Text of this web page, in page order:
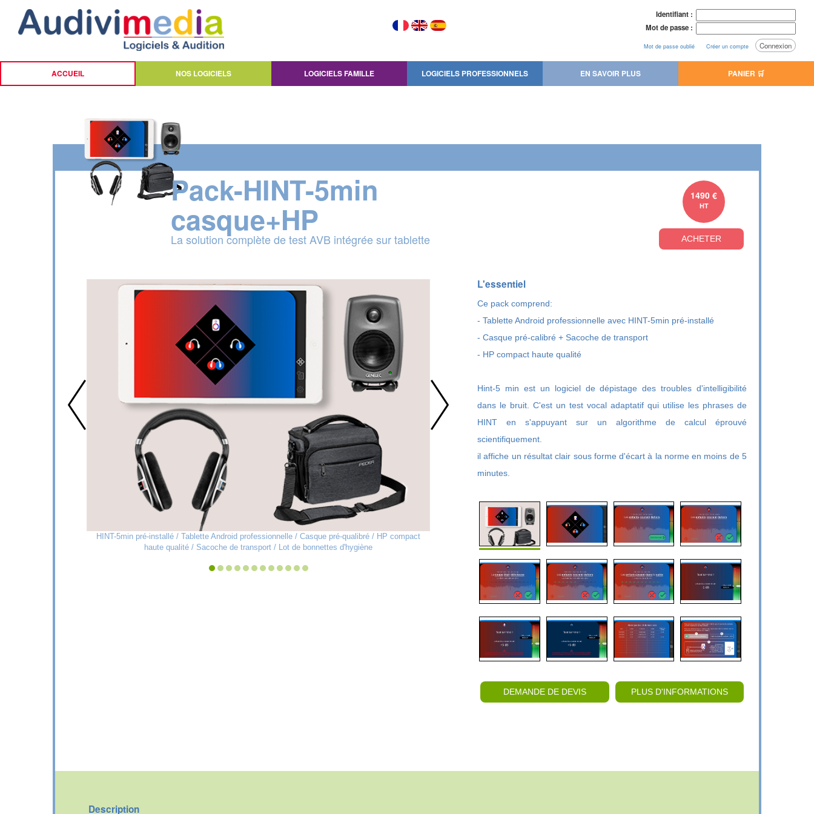
Identifiant :
Mot de passe :
Mot de passe oublié Créer un compte Connexion
ACCUEIL NOS LOGICIELS LOGICIELS FAMILLE LOGICIELS PROFESSIONNELS EN SAVOIR PLUS PANIER 🛒
Pack-HINT-5min
casque+HP
La solution complète de test AVB intégrée sur tablette
1490 €
HT
ACHETER
HINT-5min pré-installé / Tablette Android professionnelle / Casque pré-qualibré / HP compact
haute qualité / Sacoche de transport / Lot de bonnettes d'hygiène
L'écran d'accueil permet de choisir entre 4 configurations : le haut-parleur pour un test en champ
libre ou le casque en binaural, mono droit ou mono gauche.
L'essentiel
Ce pack comprend:
- Tablette Android professionnelle avec HINT-5min pré-installé
- Casque pré-calibré + Sacoche de transport
- HP compact haute qualité
Hint-5 min est un logiciel de dépistage des troubles d'intelligibilité
dans le bruit. C'est un test vocal adaptatif qui utilise les phrases de
HINT en s'appuyant sur un algorithme de calcul éprouvé
scientifiquement.
il affiche un résultat clair sous forme d'écart à la norme en moins de 5
minutes.
DEMANDE DE DEVIS PLUS D'INFORMATIONS
Description